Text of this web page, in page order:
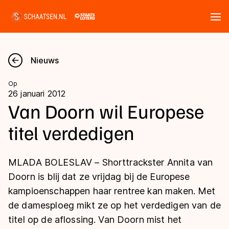
Nieuws
Kalender
Disciplines
Langebaan
Shorttrack
Inlineskaten
Uitslagen
Langebaan
Shorttrack
Marathon
Tijden & historie
Ranglijsten Langebaan
Nieuws
Op
26 januari 2012
Van Doorn wil Europese
titel verdedigen
MLADA BOLESLAV – Shorttrackster Annita van
Doorn is blij dat ze vrijdag bij de Europese
kampioenschappen haar rentree kan maken. Met
de damesploeg mikt ze op het verdedigen van de
titel op de aflossing. Van Doorn mist het